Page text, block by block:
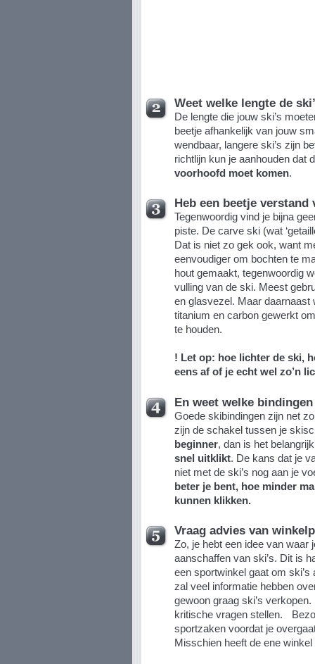
Weet welke lengte de
De lengte die jouw ski’s
beetje afhankelijk van jouw
wendbaar, langere ski’s zijn
richtlijn kun je aanhouden dat
voorhoofd moet komen.
Heb een beetje verstand
Tegenwoordig vind je bijna
piste. De carve ski (wat
Dat is niet zo gek ook, want
eenvoudiger om bochten te
hout gemaakt, tegenwoordig
vulling van de ski. Meest
en glasvezel. Maar daarnaast
titanium en carbon gewerkt
te houden.
! Let op: hoe lichter de ski,
eens af of je echt wel zo’n
En weet welke
Goede skibindingen zijn net
zijn de schakel tussen je
beginner, dan is het
snel uitklikt. De kans dat je
niet met de ski’s nog aan je
beter je bent, hoe minder
kunnen klikken.
Vraag advies van
Zo, je hebt een idee van waar
aanschaffen van ski’s. Dit is
een sportwinkel gaat om
zal veel informatie hebben
gewoon graag ski’s
kritische vragen stellen.
sportzaken voordat je
Misschien heeft de ene